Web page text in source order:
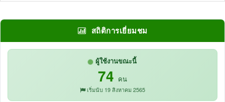
สถิติการเยี่ยมชม
ผู้ใช้งานขณะนี้
74 คน
เริ่มนับ 19 สิงหาคม 2565